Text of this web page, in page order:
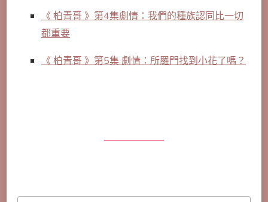
《 柏青哥 》第4集劇情：我們的種族認同比一切
都重要
《 柏青哥 》第5集 劇情：所羅門找到小花了嗎？